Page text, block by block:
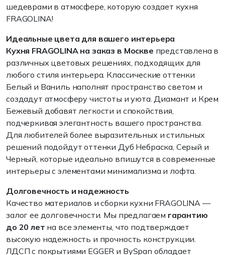
шедеврами в атмосфере, которую создает кухня
FRAGOLINA!
Идеальные цвета для вашего интерьера
Кухня FRAGOLINA на заказ в Москве представлена в
различных цветовых решениях, подходящих для
любого стиля интерьера. Классические оттенки
Белый и Ваниль наполнят пространство светом и
создадут атмосферу чистоты и уюта. Диамант и Крем
Бежевый добавят легкости и спокойствия,
подчеркивая элегантность вашего пространства.
Для любителей более выразительных и стильных
решений подойдут оттенки Дуб Небраска, Серый и
Черный, которые идеально впишутся в современные
интерьеры с элементами минимализма и лофта.
Долговечность и надежность
Качество материалов и сборки кухни FRAGOLINA —
залог ее долговечности. Мы предлагаем гарантию
до 20 лет на все элементы, что подтверждает
высокую надежность и прочность конструкции.
ЛДСП с покрытиями EGGER и BySpan обладает